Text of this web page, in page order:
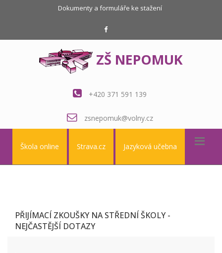
Dokumenty a formuláře ke stažení
ZŠ NEPOMUK
+420 371 591 139
zsnepomuk@volny.cz
Škola online Strava.cz Jazyková učebna
PŘIJÍMACÍ ZKOUŠKY NA STŘEDNÍ ŠKOLY -
NEJČASTĚJŠÍ DOTAZY